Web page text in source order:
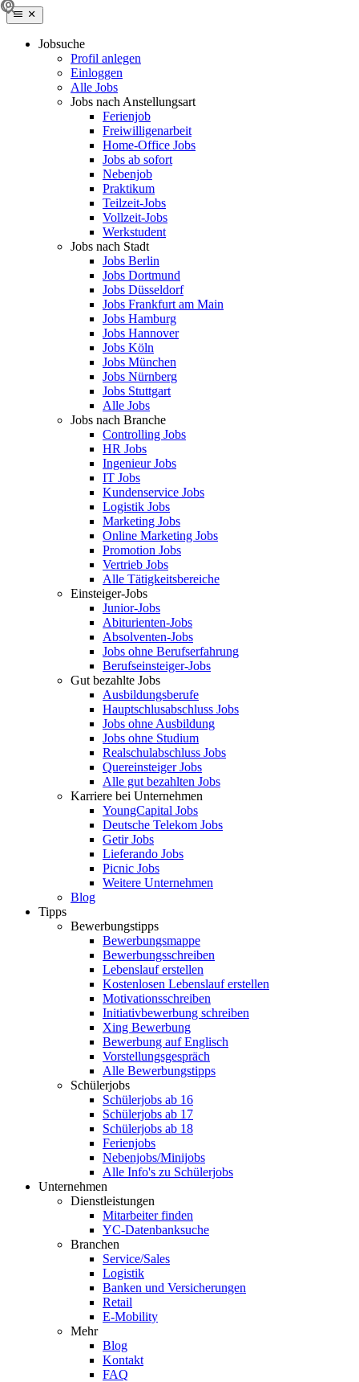
Jobsuche
Profil anlegen
Einloggen
Alle Jobs
Jobs nach Anstellungsart
Ferienjob
Freiwilligenarbeit
Home-Office Jobs
Jobs ab sofort
Nebenjob
Praktikum
Teilzeit-Jobs
Vollzeit-Jobs
Werkstudent
Jobs nach Stadt
Jobs Berlin
Jobs Dortmund
Jobs Düsseldorf
Jobs Frankfurt am Main
Jobs Hamburg
Jobs Hannover
Jobs Köln
Jobs München
Jobs Nürnberg
Jobs Stuttgart
Alle Jobs
Jobs nach Branche
Controlling Jobs
HR Jobs
Ingenieur Jobs
IT Jobs
Kundenservice Jobs
Logistik Jobs
Marketing Jobs
Online Marketing Jobs
Promotion Jobs
Vertrieb Jobs
Alle Tätigkeitsbereiche
Einsteiger-Jobs
Junior-Jobs
Abiturienten-Jobs
Absolventen-Jobs
Jobs ohne Berufserfahrung
Berufseinsteiger-Jobs
Gut bezahlte Jobs
Ausbildungsberufe
Hauptschlusabschluss Jobs
Jobs ohne Ausbildung
Jobs ohne Studium
Realschulabschluss Jobs
Quereinsteiger Jobs
Alle gut bezahlten Jobs
Karriere bei Unternehmen
YoungCapital Jobs
Deutsche Telekom Jobs
Getir Jobs
Lieferando Jobs
Picnic Jobs
Weitere Unternehmen
Blog
Tipps
Bewerbungstipps
Bewerbungsmappe
Bewerbungsschreiben
Lebenslauf erstellen
Kostenlosen Lebenslauf erstellen
Motivationsschreiben
Initiativbewerbung schreiben
Xing Bewerbung
Bewerbung auf Englisch
Vorstellungsgespräch
Alle Bewerbungstipps
Schülerjobs
Schülerjobs ab 16
Schülerjobs ab 17
Schülerjobs ab 18
Ferienjobs
Nebenjobs/Minijobs
Alle Info's zu Schülerjobs
Unternehmen
Dienstleistungen
Mitarbeiter finden
YC-Datenbanksuche
Branchen
Service/Sales
Logistik
Banken und Versicherungen
Retail
E-Mobility
Mehr
Blog
Kontakt
FAQ